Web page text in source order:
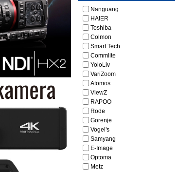
Nanguang
HAIER
Toshiba
Colmon
Smart Tech
Commlite
YoloLiv
VariZoom
Atomos
ViewZ
RAPOO
Rode
Gorenje
Vogel's
Samyang
E-Image
Optoma
Metz